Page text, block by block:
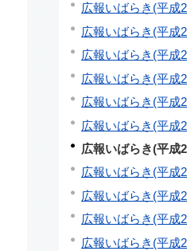
広報いばらき(平成
広報いばらき(平成
広報いばらき(平成
広報いばらき(平成
広報いばらき(平成
広報いばらき(平成
広報いばらき(平成
広報いばらき(平成
広報いばらき(平成
広報いばらき(平成
広報いばらき(平成